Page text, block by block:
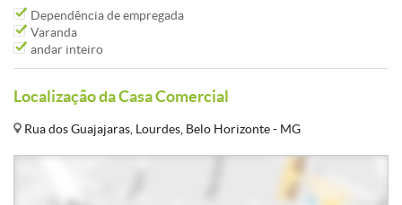
Dependência de empregada
Varanda
andar inteiro
Localização da Casa Comercial
Rua dos Guajajaras, Lourdes, Belo Horizonte - MG